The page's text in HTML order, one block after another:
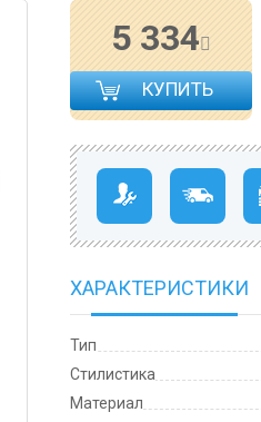
5 334
КУПИТЬ
ХАРАКТЕРИСТИКИ
Тип
Cтилистика
Материал